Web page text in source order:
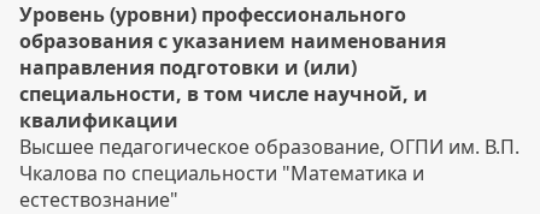
Уровень (уровни) профессионального
образования с указанием наименования
направления подготовки и (или)
специальности, в том числе научной, и
квалификации
Высшее педагогическое образование, ОГПИ им. В.П.
Чкалова по специальности "Математика и
естествознание"